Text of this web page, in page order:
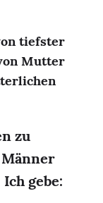
tiefster
Mutter
zu
gebe: